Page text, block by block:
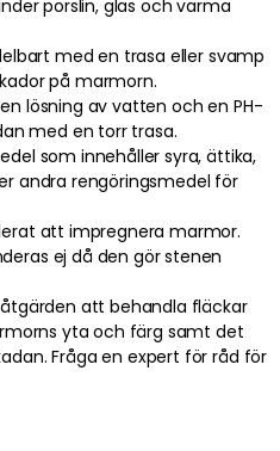
porslin, glas och varma
med en trasa eller svamp
på marmorn.
lösning av vatten och en PH-
med en torr trasa.
som innehåller syra, ättika,
andra rengöringsmedel för
att impregnera marmor.
ej då den gör stenen
att behandla fläckar
yta och färg samt det
Fråga en expert för råd för